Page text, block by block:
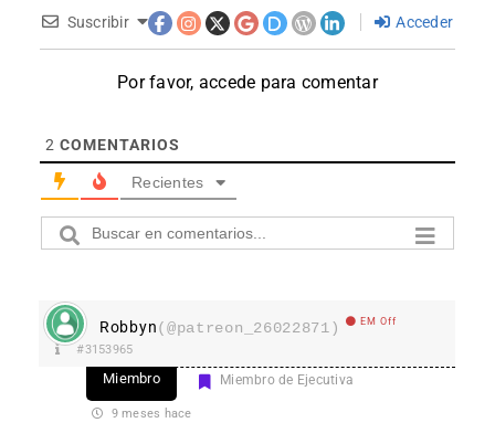
Suscribir Acceder
Por favor, accede para comentar
2 COMENTARIOS
Recientes
Robbyn(@patreon_26022871) EM Off
#3153965
Miembro Miembro de Ejecutiva
9 meses hace